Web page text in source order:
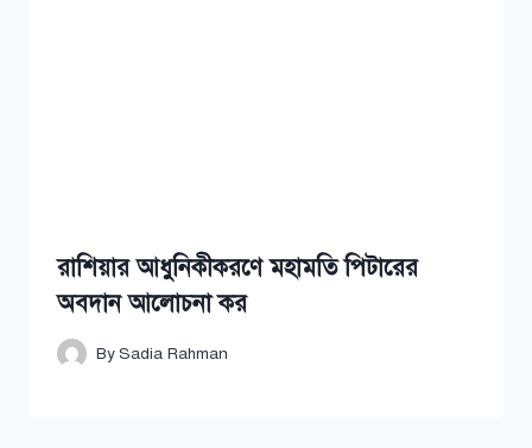
রাশিয়ার আধুনিকীকরণে মহামতি পিটারের
অবদান আলোচনা কর
BySadia Rahman